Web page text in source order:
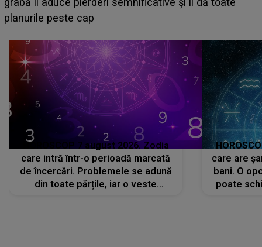
sa: "I-am spus și ei în față, eu nu te iubesc pentru
HOROSCOP 7 august 2026. Zodia
care intră într-o perioadă marcată
de încercări. Problemele se adună
din toate părțile, iar o veste
care are
bani. O
poate